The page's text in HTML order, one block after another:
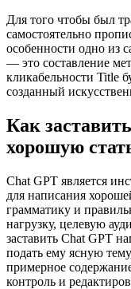
Для того чтобы был
самостоятельно
особенности одно из
— это составление
кликабельности Title
созданный
Как
хорошую
Chat GPT является
для написания
грамматику и
нагрузку, целевую
заставить Chat GPT
подать ему ясную
примерное
контроль и